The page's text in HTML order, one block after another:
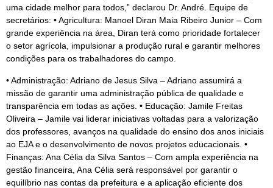
uma cidade melhor para todos,” declarou Dr. André. Equipe de
secretários: • Agricultura: Manoel Diran Maia Ribeiro Junior – Com
grande experiência na área, Diran terá como prioridade fortalecer
o setor agrícola, impulsionar a produção rural e garantir melhores
condições para os trabalhadores do campo.
• Administração: Adriano de Jesus Silva – Adriano assumirá a
missão de garantir uma administração pública de qualidade e
transparência em todas as ações. • Educação: Jamile Freitas
Oliveira – Jamile vai liderar iniciativas voltadas para a valorização
dos professores, avanços na qualidade do ensino dos anos iniciais
ao EJA e o desenvolvimento de novos projetos educacionais. •
Finanças: Ana Célia da Silva Santos – Com ampla experiência na
gestão financeira, Ana Célia será responsável por garantir o
equilíbrio nas contas da prefeitura e a aplicação eficiente dos